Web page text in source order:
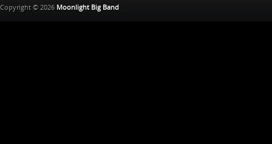
Copyright © 2026 Moonlight Big Band